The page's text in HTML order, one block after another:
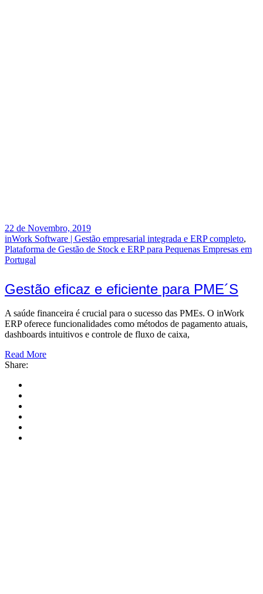
22 de Novembro, 2019
inWork Software | Gestão empresarial integrada e ERP completo,
Plataforma de Gestão de Stock e ERP para Pequenas Empresas em
Portugal
Gestão eficaz e eficiente para PME´S
A saúde financeira é crucial para o sucesso das PMEs. O inWork
ERP oferece funcionalidades como métodos de pagamento atuais,
dashboards intuitivos e controle de fluxo de caixa,
Read More
Share: